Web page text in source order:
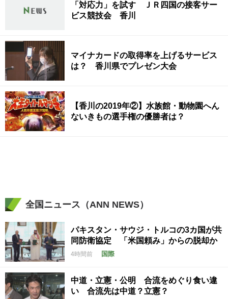
「対応力」を試す ＪＲ四国の接客サー
ビス競技会 香川
マイナカードの取得率を上げるサービス
は？ 香川県でプレゼン大会
【香川の2019年②】水族館・動物園へん
ないきもの選手権の優勝者は？
全国ニュース（ANN NEWS）
パキスタン・サウジ・トルコの3カ国が共
同防衛協定 「米国頼み」からの脱却か
4時間前 国際
中道・立憲・公明 合流をめぐり食い違
い 合流先は中道？立憲？